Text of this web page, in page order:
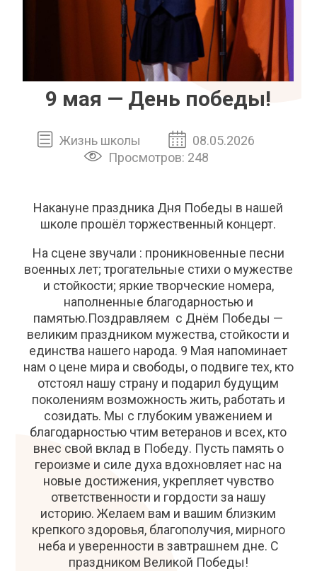
9 мая — День победы!
Жизнь школы
08.05.2026
Просмотров: 248
Накануне праздника Дня Победы в нашей
школе прошёл торжественный концерт.
На сцене звучали : проникновенные песни
военных лет; трогательные стихи о мужестве
и стойкости; яркие творческие номера,
наполненные благодарностью и
памятью.Поздравляем с Днём Победы —
великим праздником мужества, стойкости и
единства нашего народа. 9 Мая напоминает
нам о цене мира и свободы, о подвиге тех, кто
отстоял нашу страну и подарил будущим
поколениям возможность жить, работать и
созидать. Мы с глубоким уважением и
благодарностью чтим ветеранов и всех, кто
внес свой вклад в Победу. Пусть память о
героизме и силе духа вдохновляет нас на
новые достижения, укрепляет чувство
ответственности и гордости за нашу
историю. Желаем вам и вашим близким
крепкого здоровья, благополучия, мирного
неба и уверенности в завтрашнем дне. С
праздником Великой Победы!